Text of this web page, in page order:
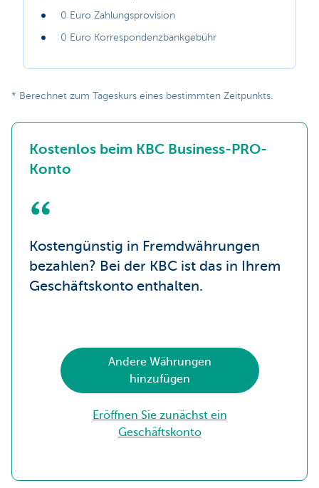
0 Euro Zahlungsprovision
0 Euro Korrespondenzbankgebühr
* Berechnet zum Tageskurs eines bestimmten Zeitpunkts.
Kostenlos beim KBC Business-PRO-
Konto
Kostengünstig in Fremdwährungen
bezahlen? Bei der KBC ist das in Ihrem
Geschäftskonto enthalten.
Andere Währungen
hinzufügen
Eröffnen Sie zunächst ein
Geschäftskonto